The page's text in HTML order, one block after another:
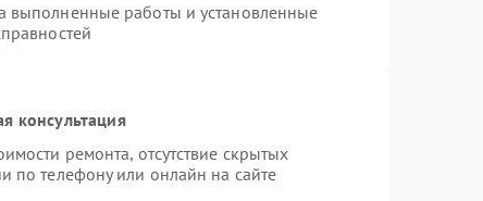
выполненные работы и установленные
консультация
ремонта, отсутствие скрытых
по телефону или онлайн на сайте